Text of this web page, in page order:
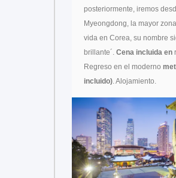
posteriormente, iremos
Myeongdong, la mayor
vida en Corea, su nombre
brillante´. Cena incluida en
Regreso en el moderno
incluido) . Alojamiento.